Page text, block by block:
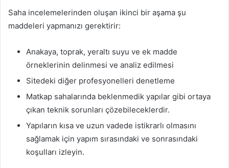
Saha incelemelerinden oluşan ikinci bir aşama şu
maddeleri yapmanızı gerektirir:
Anakaya, toprak, yeraltı suyu ve ek madde
örneklerinin delinmesi ve analiz edilmesi
Sitedeki diğer profesyonelleri denetleme
Matkap sahalarında beklenmedik yapılar gibi ortaya
çıkan teknik sorunları çözebileceklerdir.
Yapıların kısa ve uzun vadede istikrarlı olmasını
sağlamak için yapım sırasındaki ve sonrasındaki
koşulları izleyin.